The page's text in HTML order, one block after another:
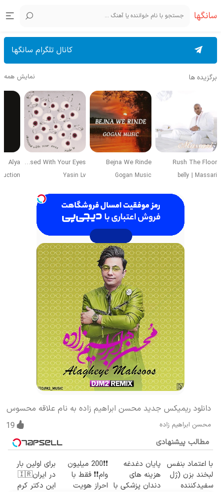
سانگها
کانال تلگرام سانگها
برگزیده ها نمایش همه
Rush The Floor
belly | Massari
Bejna We Rinde
Gogan Music
Obsessed With Your Eyes
Yasin Lv
Alya
دانلود ریمیکس جدید محسن ابراهیم زاده به نام علاقه محسوس
محسن ابراهیم زاده 19
مطالب پیشنهادی
با اعتماد بنفس
لبخند بزن (ژل
سفیدکننده
پایان دغدغه
هزینه های
دندان پزشکی با
❗❗200 میلیون
وام❗❗ فقط با
احراز هویت
برای اولین بار
در ایران🇮🇷
این دکتر کرم